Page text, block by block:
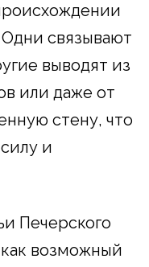
связывают
выводят из
или даже от
стену, что
и
Печерского
как возможный